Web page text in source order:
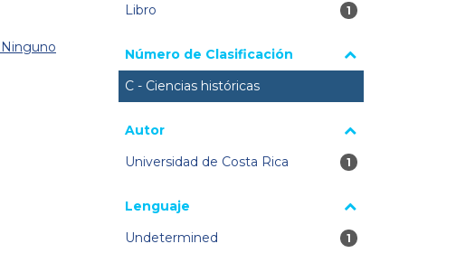
Libro
1 resultados
1
Número de Clasificación
C - Ciencias históricas
Autor
Universidad de Costa Rica
1 resultados
1
Lenguaje
Undetermined
1 resultados
1